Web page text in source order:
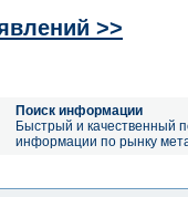
>>
Поиск информации
Быстрый и качественный
информации по рынку